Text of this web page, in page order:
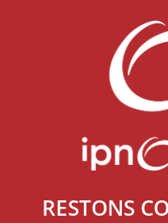
J'accepte que
transmises et
RESTONS